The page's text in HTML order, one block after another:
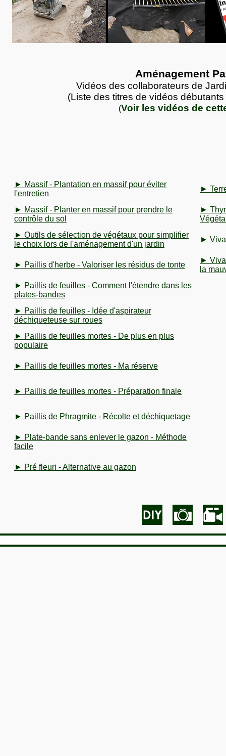
Aménagement
Vidéos des collaborateurs de
(Liste des titres de vidéos
(Voir les vidéos de
► Massif - Plantation en massif pour éviter
l'entretien
► Massif - Planter en massif pour prendre le
contrôle du sol
► Outils de sélection de végétaux pour simplifier
le choix lors de l'aménagement d'un jardin
► Paillis d'herbe - Valoriser les résidus de tonte
► Paillis de feuilles - Comment l'étendre dans les
plates-bandes
► Paillis de feuilles - Idée d'aspirateur
déchiqueteuse sur roues
► Paillis de feuilles mortes - De plus en plus
populaire
► Paillis de feuilles mortes - Ma réserve
► Paillis de feuilles mortes - Préparation finale
► Paillis de Phragmite - Récolte et déchiquetage
► Plate-bande sans enlever le gazon - Méthode
facile
► Pré fleuri - Alternative au gazon
►
►
►
►
la